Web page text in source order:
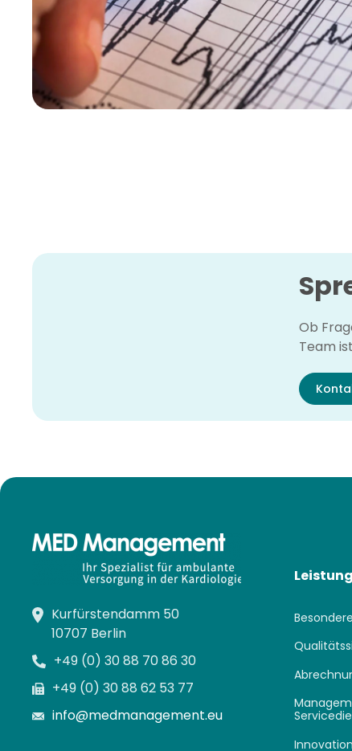
Ob
Team
Kurfürstendamm 50
10707 Berlin
+49 (0) 30 88 70 86 30
+49 (0) 30 88 62 53 77
info@medmanagement.eu